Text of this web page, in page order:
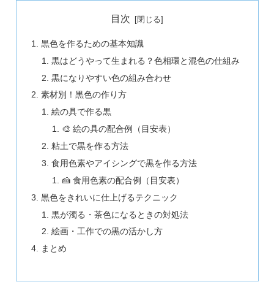
目次
黒色を作るための基本知識
黒はどうやって生まれる？色相環と混色の仕組み
黒になりやすい色の組み合わせ
素材別！黒色の作り方
絵の具で作る黒
🎨 絵の具の配合例（目安表）
粘土で黒を作る方法
食用色素やアイシングで黒を作る方法
🍰 食用色素の配合例（目安表）
黒色をきれいに仕上げるテクニック
黒が濁る・茶色になるときの対処法
絵画・工作での黒の活かし方
まとめ